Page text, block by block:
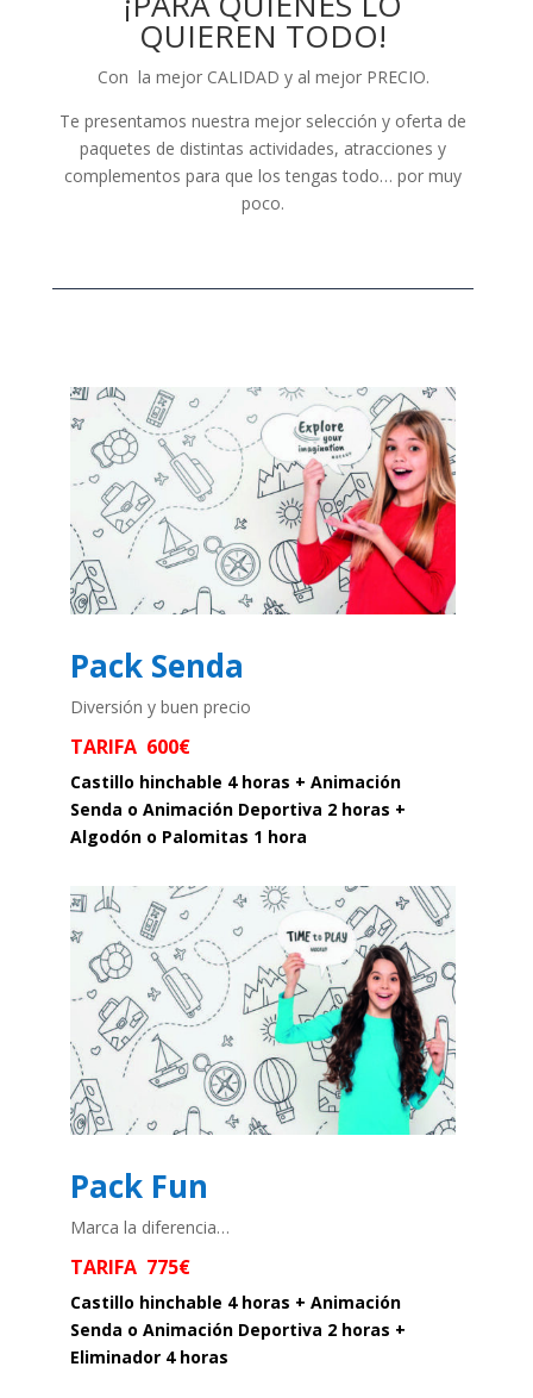
QUIEREN TODO!
Con la mejor CALIDAD y al mejor PRECIO.
Te presentamos nuestra mejor selección y oferta de
paquetes de distintas actividades, atracciones y
complementos para que los tengas todo… por muy
poco.
Pack Senda
Diversión y buen precio
TARIFA 600€
Castillo hinchable 4 horas + Animación
Senda o Animación Deportiva 2 horas +
Algodón o Palomitas 1 hora
Pack Fun
Marca la diferencia…
TARIFA 775€
Castillo hinchable 4 horas + Animación
Senda o Animación Deportiva 2 horas +
Eliminador 4 horas